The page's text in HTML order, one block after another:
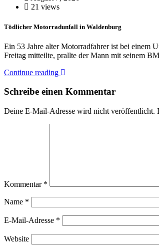
21 views
Tödlicher Motorradunfall in Waldenburg
Ein 53 Jahre alter Motorradfahrer ist bei einem
Freitag mitteilte, prallte der Mann mit seinem
Continue reading
Schreibe einen Kommentar
Deine E-Mail-Adresse wird nicht veröffentlicht.
Kommentar *
Name *
E-Mail-Adresse *
Website